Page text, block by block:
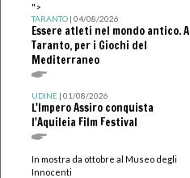
">
TARANTO| 04/08/2026
Essere atleti nel mondo antico. A
Taranto, per i Giochi del
Mediterraneo
UDINE| 01/08/2026
L'Impero Assiro conquista
l'Aquileia Film Festival
In mostra da ottobre al Museo degli
Innocenti